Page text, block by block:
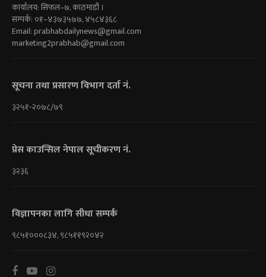
कार्यालय: सिफल–७, काठमाडौं ।
सम्पर्क: ०१–४३७३५७७, ४५८४३६८
Email:prabhabdailynews@gmail.com
marketing2prabhab@gmail.com
सूचना तथा प्रसारण विभाग दर्ता नं.
३२५१-२०७८/७९
प्रेस काउन्सिल नेपाल सूचीकरण नं.
३२३६
विज्ञापनका लागि सीधा सम्पर्क
९८५१०००८३४, ९८५११९२०४२